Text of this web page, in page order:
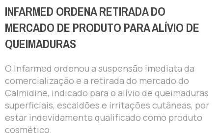
INFARMED ORDENA RETIRADA DO
MERCADO DE PRODUTO PARA ALÍVIO DE
QUEIMADURAS
O Infarmed ordenou a suspensão imediata da
comercialização e a retirada do mercado do
Calmidine, indicado para o alívio de queimaduras
superficiais, escaldões e irritações cutâneas, por
estar indevidamente qualificado como produto
cosmético.